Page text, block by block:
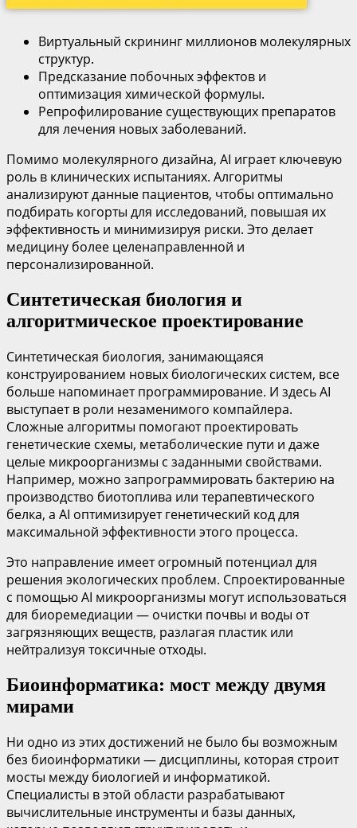
Виртуальный скрининг миллионов молекулярных
структур.
Предсказание побочных эффектов и
оптимизация химической формулы.
Репрофилирование существующих препаратов
для лечения новых заболеваний.
Помимо молекулярного дизайна, AI играет ключевую
роль в клинических испытаниях. Алгоритмы
анализируют данные пациентов, чтобы оптимально
подбирать когорты для исследований, повышая их
эффективность и минимизируя риски. Это делает
медицину более целенаправленной и
персонализированной.
Синтетическая биология и
алгоритмическое проектирование
Синтетическая биология, занимающаяся
конструированием новых биологических систем, все
больше напоминает программирование. И здесь AI
выступает в роли незаменимого компайлера.
Сложные алгоритмы помогают проектировать
генетические схемы, метаболические пути и даже
целые микроорганизмы с заданными свойствами.
Например, можно запрограммировать бактерию на
производство биотоплива или терапевтического
белка, а AI оптимизирует генетический код для
максимальной эффективности этого процесса.
Это направление имеет огромный потенциал для
решения экологических проблем. Спроектированные
с помощью AI микроорганизмы могут использоваться
для биоремедиации — очистки почвы и воды от
загрязняющих веществ, разлагая пластик или
нейтрализуя токсичные отходы.
Биоинформатика: мост между двумя
мирами
Ни одно из этих достижений не было бы возможным
без биоинформатики — дисциплины, которая строит
мосты между биологией и информатикой.
Специалисты в этой области разрабатывают
вычислительные инструменты и базы данных,